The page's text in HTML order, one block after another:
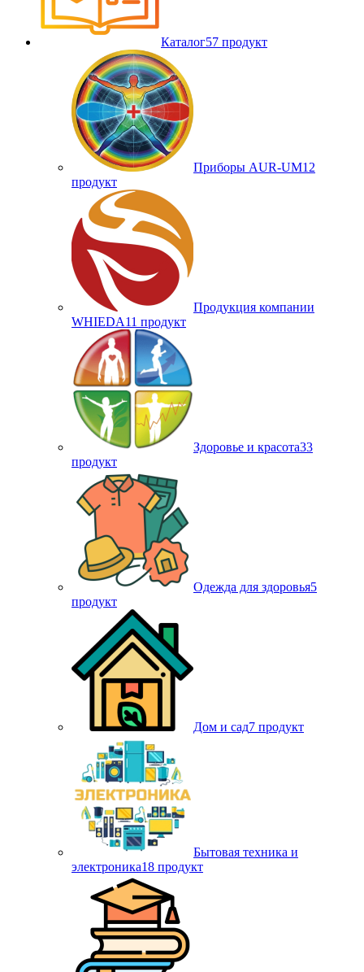
Каталог57 продукт
Приборы AUR-UM12
продукт
Продукция компании
WHIEDA11 продукт
Здоровье и красота33
продукт
Одежда для здоровья5
продукт
Дом и сад7 продукт
Бытовая техника и
электроника18 продукт